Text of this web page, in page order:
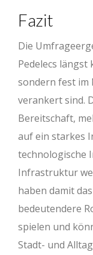
Fazit
Die
Pedelecs längst
sondern fest im
verankert sind.
Bereitschaft,
auf ein starkes
technologische
Infrastruktur
haben damit
bedeutendere
spielen und
Stadt- und